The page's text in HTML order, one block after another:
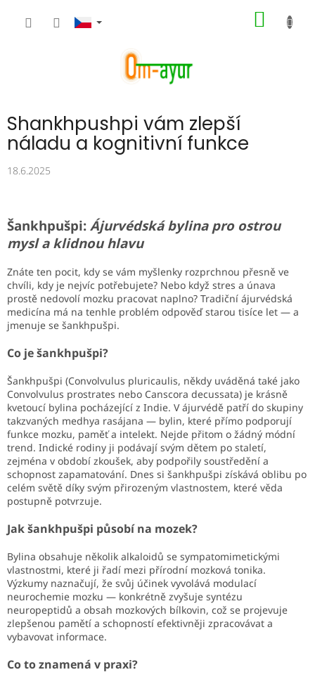
Shankhpushpi vám zlepší
náladu a kognitivní funkce
18.6.2025
Šankhpušpi: Ájurvédská bylina pro ostrou
mysl a klidnou hlavu
Znáte ten pocit, kdy se vám myšlenky rozprchnou přesně ve
chvíli, kdy je nejvíc potřebujete? Nebo když stres a únava
prostě nedovolí mozku pracovat naplno? Tradiční ájurvédská
medicína má na tenhle problém odpověď starou tisíce let — a
jmenuje se šankhpušpi.
Co je šankhpušpi?
Šankhpušpi (Convolvulus pluricaulis, někdy uváděná také jako
Convolvulus prostrates nebo Canscora decussata) je krásně
kvetoucí bylina pocházející z Indie. V ájurvédě patří do skupiny
takzvaných medhya rasájana — bylin, které přímo podporují
funkce mozku, paměť a intelekt. Nejde přitom o žádný módní
trend. Indické rodiny ji podávají svým dětem po staletí,
zejména v období zkoušek, aby podpořily soustředění a
schopnost zapamatování. Dnes si šankhpušpi získává oblibu po
celém světě díky svým přirozeným vlastnostem, které věda
postupně potvrzuje.
Jak šankhpušpi působí na mozek?
Bylina obsahuje několik alkaloidů se sympatomimetickými
vlastnostmi, které ji řadí mezi přírodní mozková tonika.
Výzkumy naznačují, že svůj účinek vyvolává modulací
neurochemie mozku — konkrétně zvyšuje syntézu
neuropeptidů a obsah mozkových bílkovin, což se projevuje
zlepšenou pamětí a schopností efektivněji zpracovávat a
vybavovat informace.
Co to znamená v praxi?